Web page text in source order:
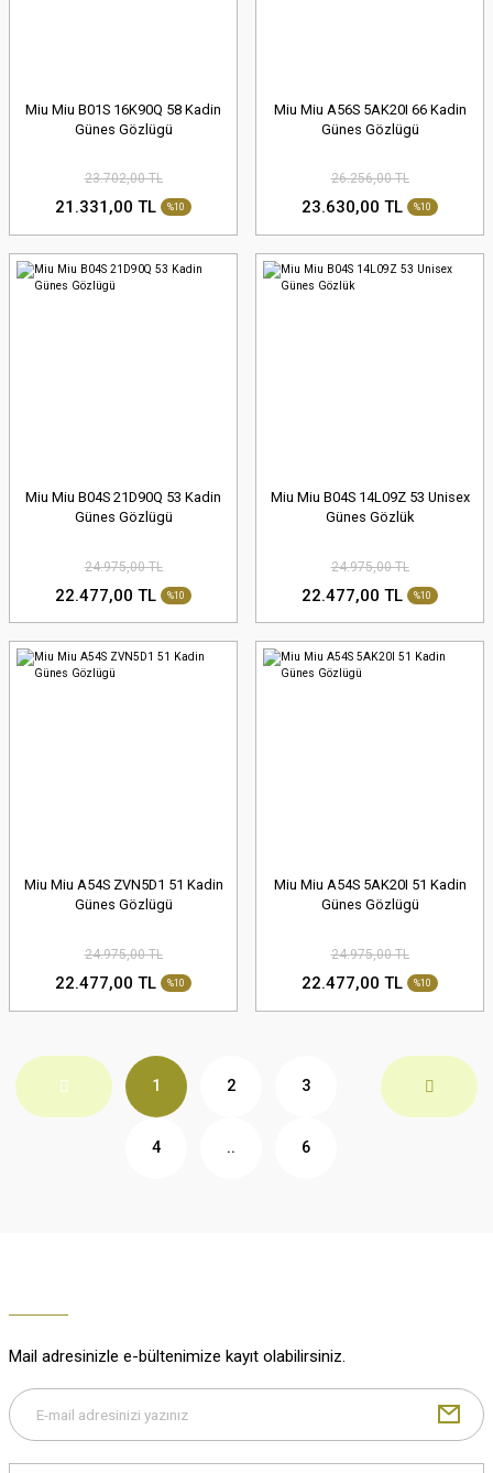
Miu Miu B01S 16K90Q 58 Kadin
Günes Gözlügü
23.702,00 TL
21.331,00 TL %10
Miu Miu A56S 5AK20I 66 Kadin
Günes Gözlügü
26.256,00 TL
23.630,00 TL %10
Miu Miu B04S 21D90Q 53 Kadin
Günes Gözlügü
24.975,00 TL
22.477,00 TL %10
Miu Miu B04S 14L09Z 53 Unisex
Günes Gözlük
24.975,00 TL
22.477,00 TL %10
Miu Miu A54S ZVN5D1 51 Kadin
Günes Gözlügü
24.975,00 TL
22.477,00 TL %10
Miu Miu A54S 5AK20I 51 Kadin
Günes Gözlügü
24.975,00 TL
22.477,00 TL %10
1 2 3
4 .. 6
Mail adresinizle e-bültenimize kayıt olabilirsiniz.